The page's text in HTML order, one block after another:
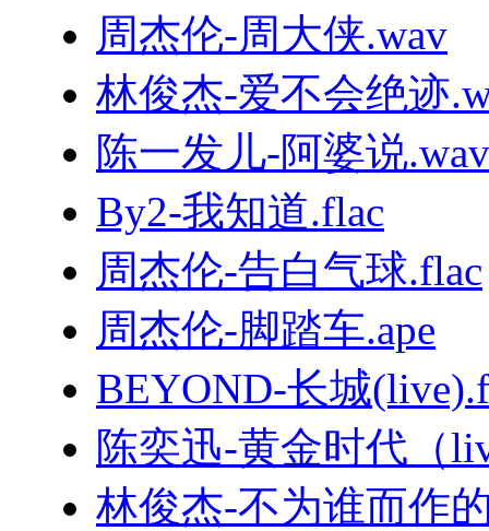
周杰伦-周大侠.wav
林俊杰-爱不会绝迹
陈一发儿-阿婆说.wav
By2-我知道.flac
周杰伦-告白气球.flac
周杰伦-脚踏车.ape
BEYOND-长城
陈奕迅-黄金时代（
林俊杰-不为谁而作